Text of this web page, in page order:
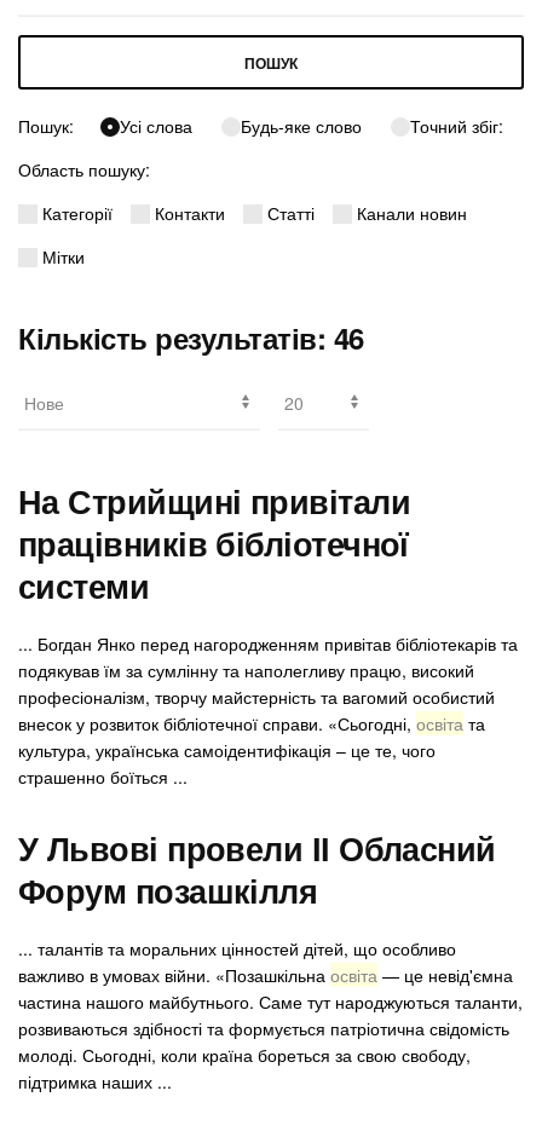
ПОШУК
Пошук: Усі слова Будь-яке слово
Точний збіг:
Область пошуку:
Категорії
Контакти Статті
Канали новин
Мітки
Кількість результатів: 46
На Стрийщині привітали
працівників бібліотечної
системи
... Богдан Янко перед нагородженням привітав бібліотекарів та
подякував їм за сумлінну та наполегливу працю, високий
професіоналізм, творчу майстерність та вагомий особистий
внесок у розвиток бібліотечної справи. «Сьогодні, освіта та
культура, українська самоідентифікація – це те, чого
страшенно боїться ...
У Львові провели ІІ Обласний
Форум позашкілля
... талантів та моральних цінностей дітей, що особливо
важливо в умовах війни. «Позашкільна освіта — це невід'ємна
частина нашого майбутнього. Саме тут народжуються таланти,
розвиваються здібності та формується патріотична свідомість
молоді. Сьогодні, коли країна бореться за свою свободу,
підтримка наших ...